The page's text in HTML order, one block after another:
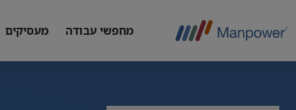
מחפשי עבודה מעסיקים